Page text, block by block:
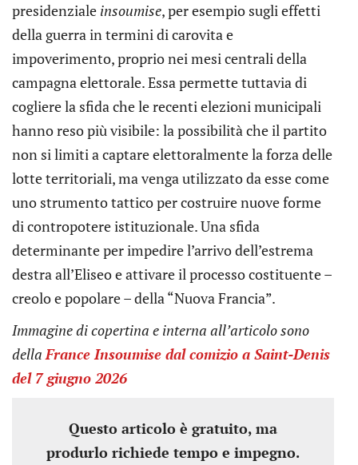
presidenziale insoumise, per esempio sugli effetti
della guerra in termini di carovita e
impoverimento, proprio nei mesi centrali della
campagna elettorale. Essa permette tuttavia di
cogliere la sfida che le recenti elezioni municipali
hanno reso più visibile: la possibilità che il partito
non si limiti a captare elettoralmente la forza delle
lotte territoriali, ma venga utilizzato da esse come
uno strumento tattico per costruire nuove forme
di contropotere istituzionale. Una sfida
determinante per impedire l’arrivo dell’estrema
destra all’Eliseo e attivare il processo costituente –
creolo e popolare – della “Nuova Francia”.
Immagine dicopertina e interna all’articolo sono
dellaFrance Insoumise dal comizio a Saint-Denis
del 7 giugno 2026
Questo articolo è gratuito, ma
produrlo richiede tempo e impegno.